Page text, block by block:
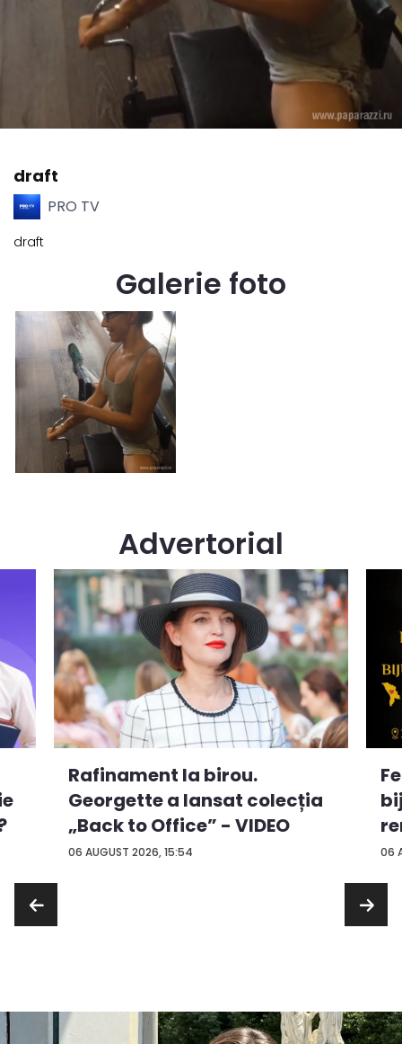
draft
PRO TV
draft
Galerie foto
Advertorial
06 AUGUST 2026, 15:54
Rafinament la birou.
Georgette a lansat colecția
„Back to Office” - VIDEO
06
...